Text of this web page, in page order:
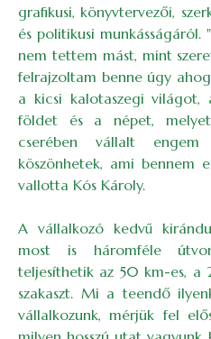
grafikusi, könyvtervezői,
és politikusi
nem tettem mást, mint
felrajzoltam benne úgy
a kicsi kalotaszegi
földet és a népet,
cserében vállalt
köszönhetek, ami bennem
vallotta Kós Károly.
A vállalkozó kedvű
most is háromféle
teljesíthetik az 50 km-es, a
szakaszt. Mi a teendő
vállalkozunk, mérjük fel